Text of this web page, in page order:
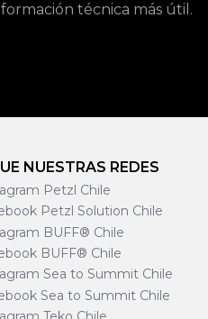
técnica más útil.
NUESTRAS REDES
Petzl Chile
Petzl Solution Chile
BUFF® Chile
BUFF® Chile
Sea to Summit Chile
Sea to Summit Chile